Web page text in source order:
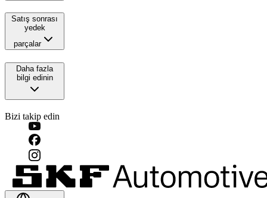
Satış sonrası
yedek
parçalar
Daha fazla
bilgi edinin
Bizi takip edin